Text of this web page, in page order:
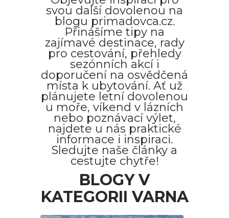
svou další dovolenou na
blogu primadovca.cz.
Přinášíme tipy na
zajímavé destinace, rady
pro cestování, přehledy
sezónních akcí i
doporučení na osvědčená
místa k ubytování. Ať už
plánujete letní dovolenou
u moře, víkend v lázních
nebo poznávací výlet,
najdete u nás praktické
informace i inspiraci.
Sledujte naše články a
cestujte chytře!
BLOGY V
KATEGORII VARNA